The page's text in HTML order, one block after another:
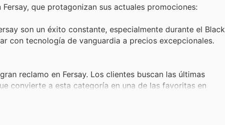
que protagonizan sus actuales promociones:
son un éxito constante, especialmente durante el Black
con tecnología de vanguardia a precios excepcionales.
reclamo en Fersay. Los clientes buscan las últimas
convierte a esta categoría en una de las favoritas en
informáticos registran una demanda disparada en